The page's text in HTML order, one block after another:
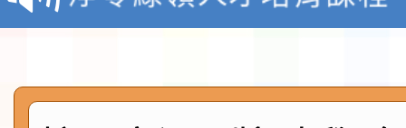
檢送桃園市115學年度
及師生本土語及新住民
115年食農教育專業人